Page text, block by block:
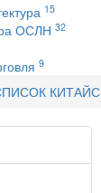
15
ОСЛН 32
9